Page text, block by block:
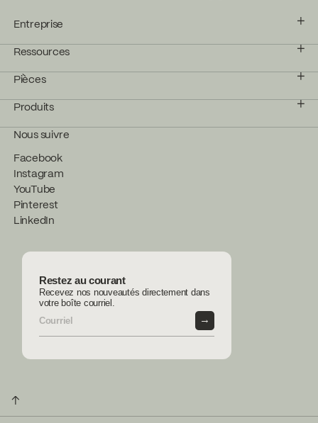
Entreprise
Ressources
Pièces
Produits
Nous suivre
Facebook
Instagram
YouTube
Pinterest
LinkedIn
Restez au courant
Recevez nos nouveautés directement dans
votre boîte courriel.
→
↑